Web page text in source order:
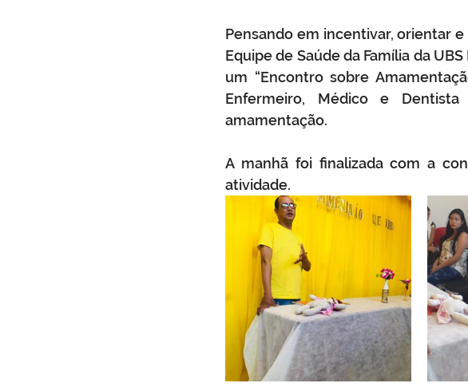
Pensando em incentivar, orientar
Equipe de Saúde da Família da
um “Encontro sobre
Enfermeiro, Médico e
amamentação.
A manhã foi finalizada com a
atividade.